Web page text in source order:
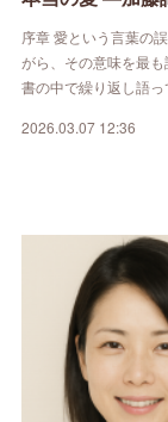
序章 愛という言葉の
がら、その意味を最
書の中で繰り返し語
2026.03.07 12:36